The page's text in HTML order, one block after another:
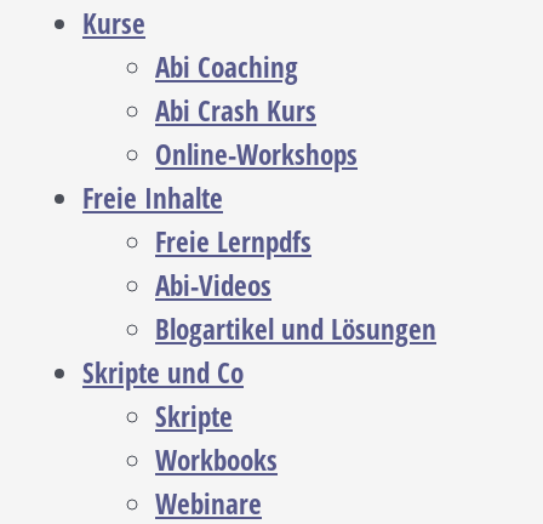
Kurse
Abi Coaching
Abi Crash Kurs
Online-Workshops
Freie Inhalte
Freie Lernpdfs
Abi-Videos
Blogartikel und Lösungen
Skripte und Co
Skripte
Workbooks
Webinare